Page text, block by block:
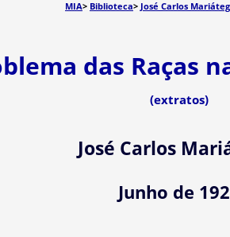
MIA> Biblioteca> José Carlos
das Raças
(extratos)
José Carlos
Junho de